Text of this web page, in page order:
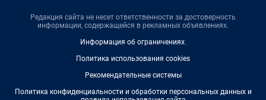
Редакция сайта не несет ответственности за достоверность
информации, содержащейся в рекламных объявлениях.
Информация об ограничениях.
Политика использования cookies
Рекомендательные системы
Политика конфиденциальности и обработки персональных данных и